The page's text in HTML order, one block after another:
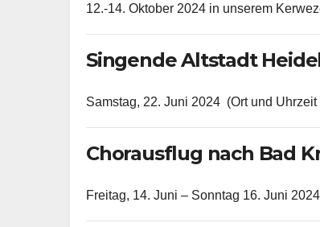
12.-14. Oktober 2024 in unserem
Singende Altstadt
Samstag, 22. Juni 2024 (Ort und
Chorausflug nach Bad
Freitag, 14. Juni – Sonntag 16. Juni 2024